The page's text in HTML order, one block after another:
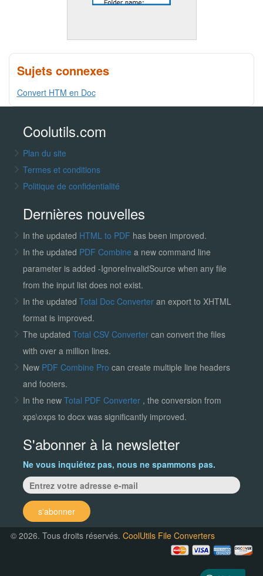
Sujets connexes
Convert HTM en Doc
Coolutils.com
Plan du site
Termes et conditions
Politique de confidentialité
Dernières nouvelles
In the updated HTML to PDF has been improved.
In the updated PDF Combine a new command line
parameter is added -IgnoreInvalidSource when any file
from the input list does not exist.
In the updated Total Doc Converter an export to XHTML
format is improved.
The updated Total CSV Convertercan convert the files
with over a million lines.
New PDF Combine Pro can create multiple line headers
and footers.
In the new Total PDF Converter , the conversion from
xps\oxps to docx was significantly improved.
S'abonner à la newsletter
Ne vous inquiétez pas, nous ne spammons pas.
s'abonner
© 2026. Tous droits réservés.CoolUtils File Converters